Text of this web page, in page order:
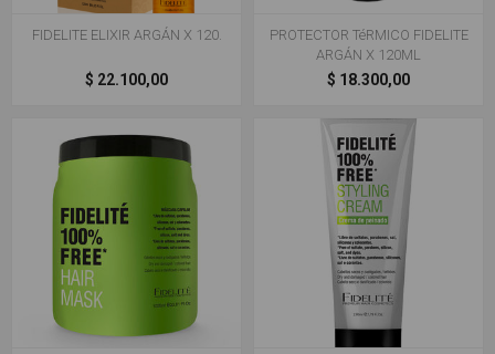
FIDELITE ELIXIR ARGÁN X 120.
$ 22.100,00
PROTECTOR TéRMICO FIDELITE
ARGÁN X 120ML
$ 18.300,00